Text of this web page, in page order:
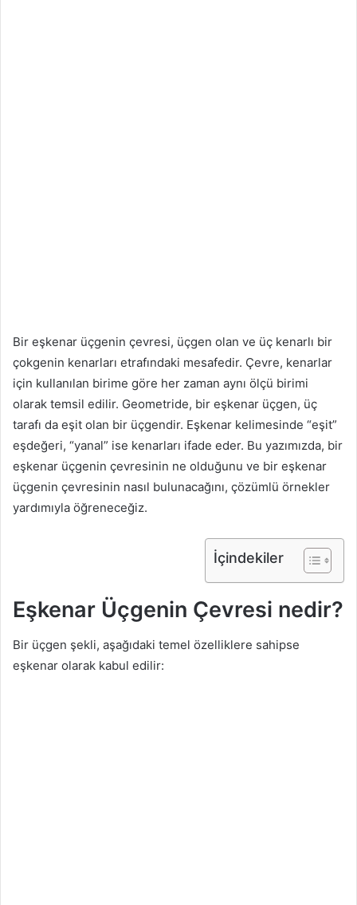
Bir eşkenar üçgenin çevresi, üçgen olan ve üç kenarlı bir
çokgenin kenarları etrafındaki mesafedir. Çevre, kenarlar
için kullanılan birime göre her zaman aynı ölçü birimi
olarak temsil edilir. Geometride, bir eşkenar üçgen, üç
tarafı da eşit olan bir üçgendir. Eşkenar kelimesinde “eşit”
eşdeğeri, “yanal” ise kenarları ifade eder. Bu yazımızda, bir
eşkenar üçgenin çevresinin ne olduğunu ve bir eşkenar
üçgenin çevresinin nasıl bulunacağını, çözümlü örnekler
yardımıyla öğreneceğiz.
İçindekiler
Eşkenar Üçgenin Çevresi nedir?
Bir üçgen şekli, aşağıdaki temel özelliklere sahipse
eşkenar olarak kabul edilir: